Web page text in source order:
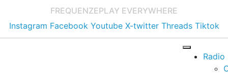
FREQUENZEPLAY EVERYWHERE
Instagram Facebook Youtube X-twitter Threads Tiktok
Radio